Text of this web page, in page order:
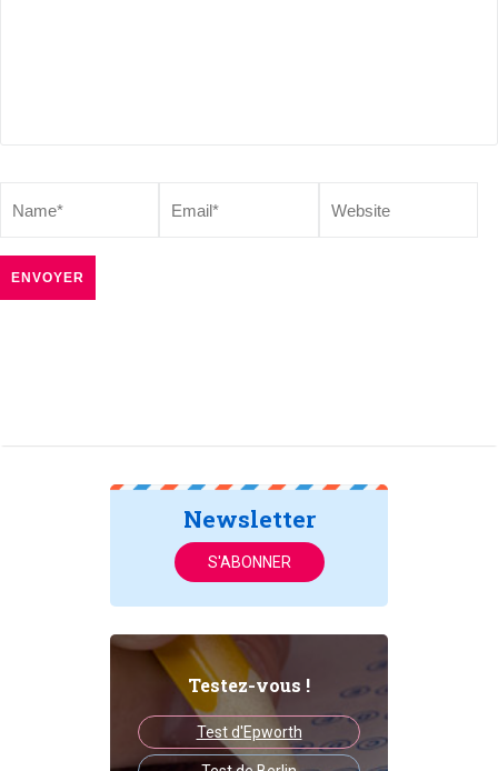
Newsletter
S'ABONNER
Testez-vous !
Test d'Epworth